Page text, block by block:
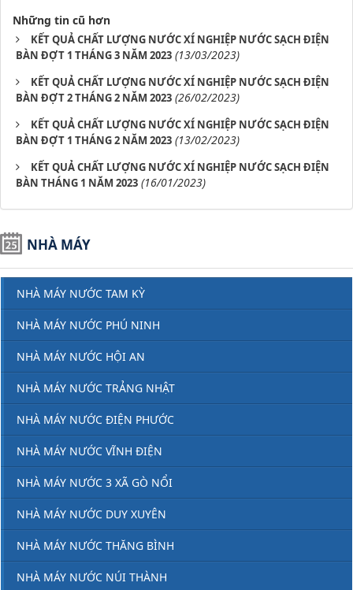
Những tin cũ hơn
KẾT QUẢ CHẤT LƯỢNG NƯỚC XÍ NGHIỆP NƯỚC SẠCH ĐIỆN
BÀN ĐỢT 1 THÁNG 3 NĂM 2023 (13/03/2023)
KẾT QUẢ CHẤT LƯỢNG NƯỚC XÍ NGHIỆP NƯỚC SẠCH ĐIỆN
BÀN ĐỢT 2 THÁNG 2 NĂM 2023 (26/02/2023)
KẾT QUẢ CHẤT LƯỢNG NƯỚC XÍ NGHIỆP NƯỚC SẠCH ĐIỆN
BÀN ĐỢT 1 THÁNG 2 NĂM 2023 (13/02/2023)
KẾT QUẢ CHẤT LƯỢNG NƯỚC XÍ NGHIỆP NƯỚC SẠCH ĐIỆN
BÀN THÁNG 1 NĂM 2023 (16/01/2023)
NHÀ MÁY
NHÀ MÁY NƯỚC TAM KỲ
NHÀ MÁY NƯỚC PHÚ NINH
NHÀ MÁY NƯỚC HỘI AN
NHÀ MÁY NƯỚC TRẢNG NHẬT
NHÀ MÁY NƯỚC ĐIỆN PHƯỚC
NHÀ MÁY NƯỚC VĨNH ĐIỆN
NHÀ MÁY NƯỚC 3 XÃ GÒ NỔI
NHÀ MÁY NƯỚC DUY XUYÊN
NHÀ MÁY NƯỚC THĂNG BÌNH
NHÀ MÁY NƯỚC NÚI THÀNH